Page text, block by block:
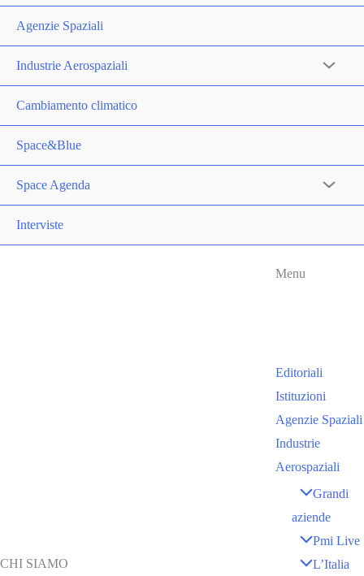
Agenzie Spaziali
Industrie Aerospaziali
Cambiamento climatico
Space&Blue
Space Agenda
Interviste
CHI SIAMO
Menu
Editoriali
Istituzioni
Agenzie Spaziali
Industrie
Aerospaziali
Grandi
aziende
Pmi Live
L’Italia